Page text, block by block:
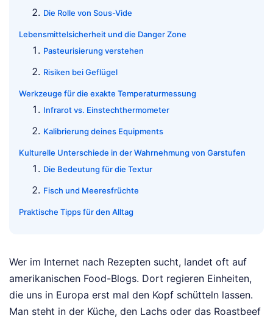
Die Rolle von Sous-Vide
Lebensmittelsicherheit und die Danger Zone
Pasteurisierung verstehen
Risiken bei Geflügel
Werkzeuge für die exakte Temperaturmessung
Infrarot vs. Einstechthermometer
Kalibrierung deines Equipments
Kulturelle Unterschiede in der Wahrnehmung von Garstufen
Die Bedeutung für die Textur
Fisch und Meeresfrüchte
Praktische Tipps für den Alltag
Wer im Internet nach Rezepten sucht, landet oft auf
amerikanischen Food-Blogs. Dort regieren Einheiten,
die uns in Europa erst mal den Kopf schütteln lassen.
Man steht in der Küche, den Lachs oder das Roastbeef